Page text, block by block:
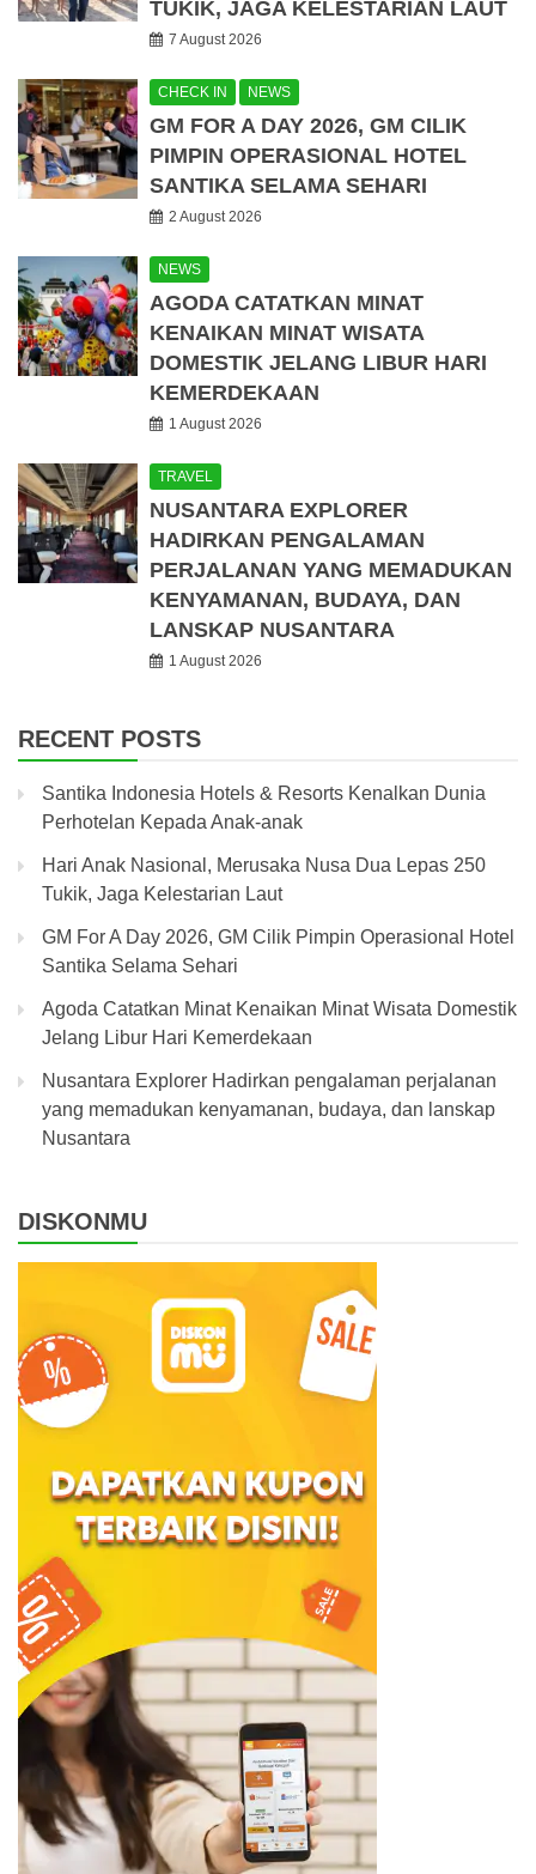
TUKIK, JAGA KELESTARIAN LAUT
7 August 2026
CHECK IN NEWS
GM FOR A DAY 2026, GM CILIK
PIMPIN OPERASIONAL HOTEL
SANTIKA SELAMA SEHARI
2 August 2026
NEWS
AGODA CATATKAN MINAT
KENAIKAN MINAT WISATA
DOMESTIK JELANG LIBUR HARI
KEMERDEKAAN
1 August 2026
TRAVEL
NUSANTARA EXPLORER
HADIRKAN PENGALAMAN
PERJALANAN YANG MEMADUKAN
KENYAMANAN, BUDAYA, DAN
LANSKAP NUSANTARA
1 August 2026
RECENT POSTS
Santika Indonesia Hotels & Resorts Kenalkan Dunia
Perhotelan Kepada Anak-anak
Hari Anak Nasional, Merusaka Nusa Dua Lepas 250
Tukik, Jaga Kelestarian Laut
GM For A Day 2026, GM Cilik Pimpin Operasional Hotel
Santika Selama Sehari
Agoda Catatkan Minat Kenaikan Minat Wisata Domestik
Jelang Libur Hari Kemerdekaan
Nusantara Explorer Hadirkan pengalaman perjalanan
yang memadukan kenyamanan, budaya, dan lanskap
Nusantara
DISKONMU